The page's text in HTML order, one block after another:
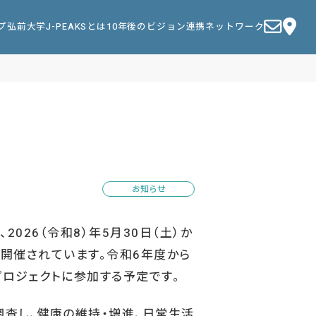
弘前大学J-PEAKSとは 10年後のビジョン連携ネットワーク
お知らせ
（令和8）年5月30日（土）か
催されています。令和6年度から
ェクトに参加する予定です。